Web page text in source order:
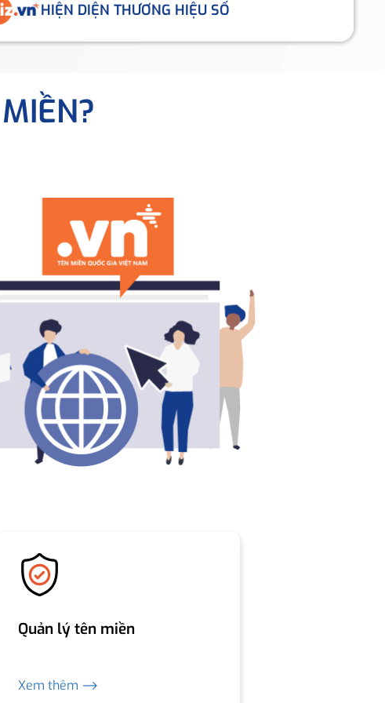
HIỆN DIỆN THƯƠNG HIỆU SỐ
Quản lý tên miền
Xem thêm ⟶